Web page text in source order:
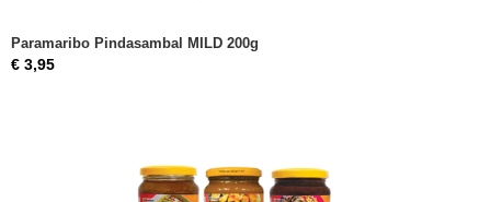
Paramaribo Pindasambal MILD 200g
€ 3,95